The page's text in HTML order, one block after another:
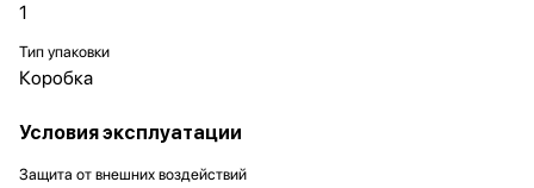
1
Тип упаковки
Коробка
Условия эксплуатации
Защита от внешних воздействий